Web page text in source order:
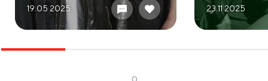
19.05 2025 23.11 2025
0